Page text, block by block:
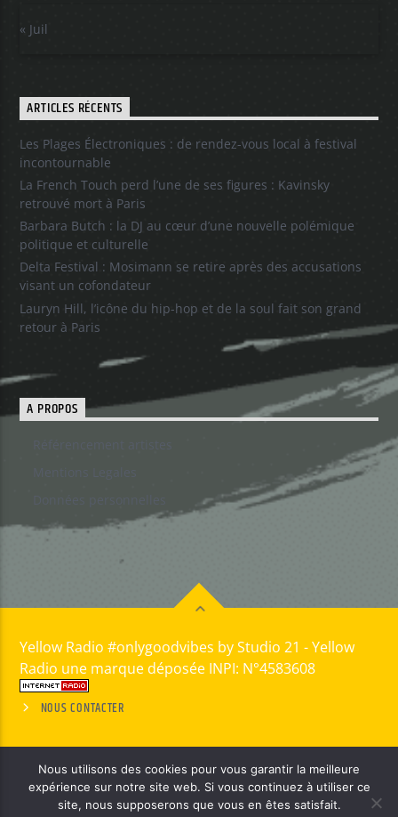
« Juil
ARTICLES RÉCENTS
Les Plages Électroniques : de rendez-vous local à festival
incontournable
La French Touch perd l’une de ses figures : Kavinsky
retrouvé mort à Paris
Barbara Butch : la DJ au cœur d’une nouvelle polémique
politique et culturelle
Delta Festival : Mosimann se retire après des accusations
visant un cofondateur
Lauryn Hill, l’icône du hip-hop et de la soul fait son grand
retour à Paris
A PROPOS
Yellow Radio #onlygoodvibes by Studio 21 - Yellow
Radio une marque déposée INPI: N°4583608
NOUS CONTACTER
Nous utilisons des cookies pour vous garantir la meilleure
expérience sur notre site web. Si vous continuez à utiliser ce
site, nous supposerons que vous en êtes satisfait.